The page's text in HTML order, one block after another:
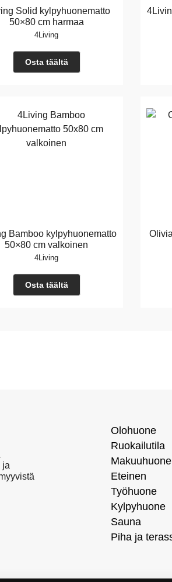
Solid kylpyhuonematto
50×80 cm harmaa
4Living
Osta täältä
Bamboo kylpyhuonematto
50×80 cm valkoinen
4Living
Osta täältä
ja
Olohuone
Ruokailutila
Makuuhuone
Eteinen
Työhuone
Kylpyhuone
Sauna
Piha ja